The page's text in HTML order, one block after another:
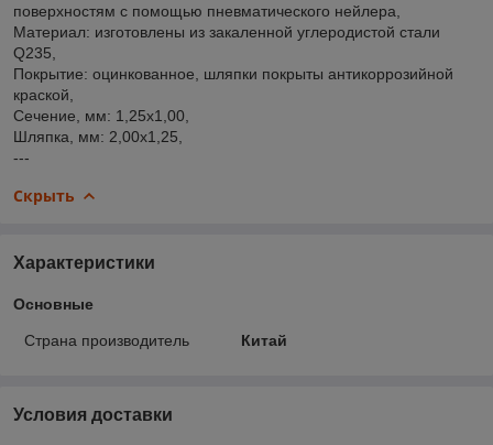
поверхностям с помощью пневматического нейлера,
Материал: изготовлены из закаленной углеродистой стали
Q235,
Покрытие: оцинкованное, шляпки покрыты антикоррозийной
краской,
Сечение, мм: 1,25х1,00,
Шляпка, мм: 2,00х1,25,
---
Скрыть
Характеристики
Основные
Страна производитель Китай
Условия доставки